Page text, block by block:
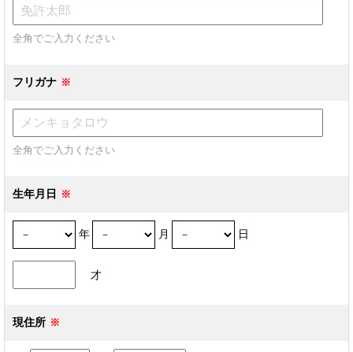
全角でご入力ください
フリガナ
全角でご入力ください
生年月日
年 月 日
才
現住所